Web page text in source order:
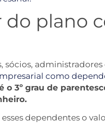
plano
administradores
como
o 3º grau de
dependentes o